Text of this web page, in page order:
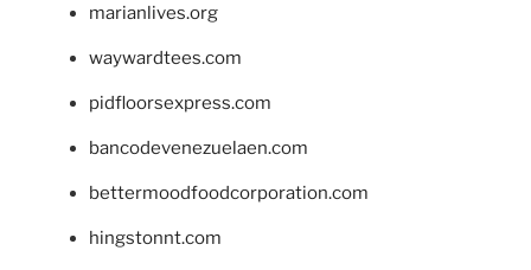
marianlives.org
waywardtees.com
pidfloorsexpress.com
bancodevenezuelaen.com
bettermoodfoodcorporation.com
hingstonnt.com